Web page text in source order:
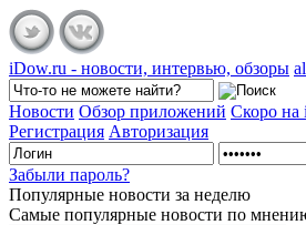
iDow.ru - новости, интервью, обзоры
Новости Обзор приложений Скоро на
Регистрация Авторизация
Забыли пароль?
Популярные новости за неделю
Самые популярные новости по